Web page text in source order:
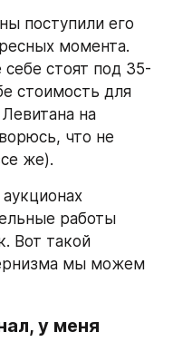
поступили его
момента.
стоят под 35-
стоимость для
на
что не
же).
работы
Вот такой
мы можем
у меня